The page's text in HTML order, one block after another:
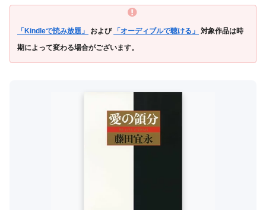
「Kindleで読み放題」 および 「オーディブルで聴ける」
対象作品は時
期によって変わる場合がございます。